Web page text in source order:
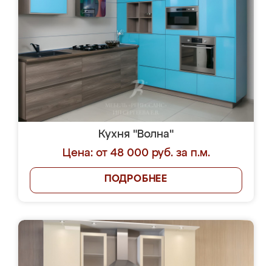
Кухня "Волна"
Цена: от 48 000 руб. за п.м.
ПОДРОБНЕЕ